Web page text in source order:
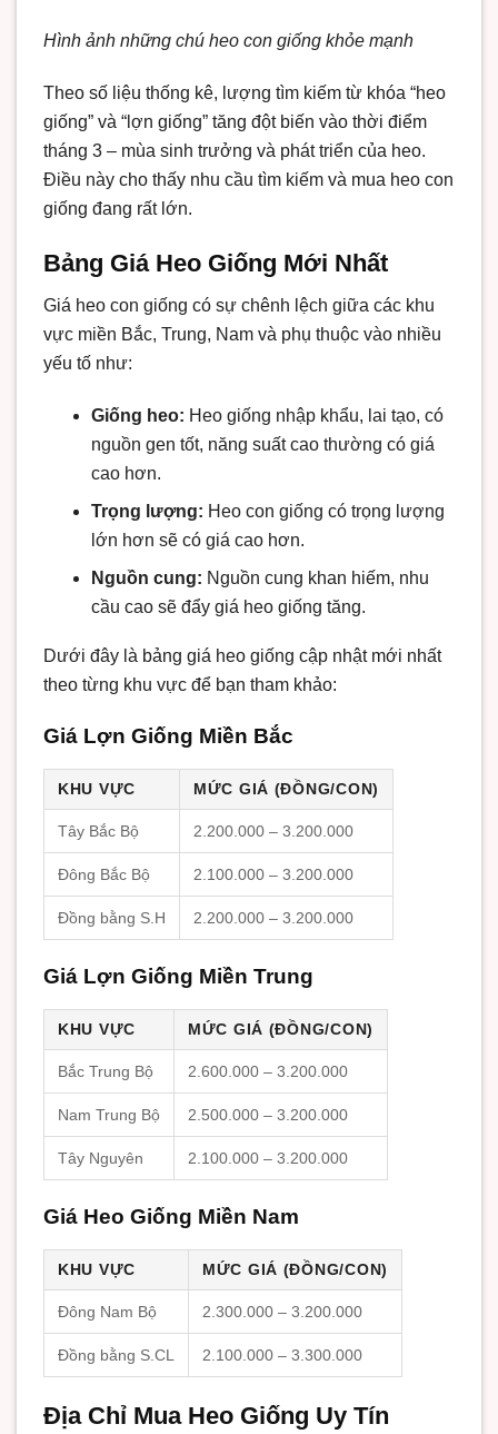
Hình ảnh những chú heo con giống khỏe mạnh
Theo số liệu thống kê, lượng tìm kiếm từ khóa “heo
giống” và “lợn giống” tăng đột biến vào thời điểm
tháng 3 – mùa sinh trưởng và phát triển của heo.
Điều này cho thấy nhu cầu tìm kiếm và mua heo con
giống đang rất lớn.
Bảng Giá Heo Giống Mới Nhất
Giá heo con giống có sự chênh lệch giữa các khu
vực miền Bắc, Trung, Nam và phụ thuộc vào nhiều
yếu tố như:
Giống heo: Heo giống nhập khẩu, lai tạo, có
nguồn gen tốt, năng suất cao thường có giá
cao hơn.
Trọng lượng: Heo con giống có trọng lượng
lớn hơn sẽ có giá cao hơn.
Nguồn cung: Nguồn cung khan hiếm, nhu
cầu cao sẽ đẩy giá heo giống tăng.
Dưới đây là bảng giá heo giống cập nhật mới nhất
theo từng khu vực để bạn tham khảo:
Giá Lợn Giống Miền Bắc
KHU VỰC MỨC GIÁ (ĐỒNG/CON)
Tây Bắc Bộ 2.200.000 – 3.200.000
Đông Bắc Bộ 2.100.000 – 3.200.000
Đồng bằng S.H 2.200.000 – 3.200.000
Giá Lợn Giống Miền Trung
KHU VỰC MỨC GIÁ (ĐỒNG/CON)
Bắc Trung Bộ 2.600.000 – 3.200.000
Nam Trung Bộ 2.500.000 – 3.200.000
Tây Nguyên 2.100.000 – 3.200.000
Giá Heo Giống Miền Nam
KHU VỰC MỨC GIÁ (ĐỒNG/CON)
Đông Nam Bộ 2.300.000 – 3.200.000
Đồng bằng S.CL 2.100.000 – 3.300.000
Địa Chỉ Mua Heo Giống Uy Tín